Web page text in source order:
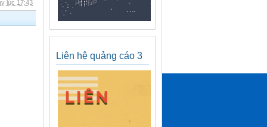
lúc 17:43
Liên hệ quảng cáo 3